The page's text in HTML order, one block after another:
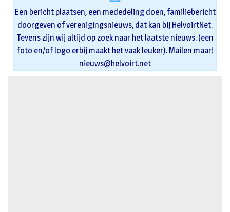
Een bericht plaatsen, een mededeling doen, familiebericht
doorgeven of verenigingsnieuws, dat kan bij HelvoirtNet.
Tevens zijn wij altijd op zoek naar het laatste nieuws. (een
foto en/of logo erbij maakt het vaak leuker). Mailen maar!
nieuws@helvoirt.net